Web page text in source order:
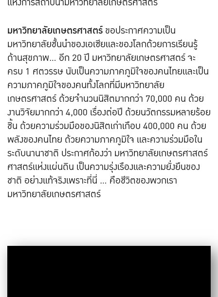
มหาวิทยาลัยเกษตรศาสตร์ขอประกาศความเป็น
มหาวิทยาลัยชั้นนำของเอเซียและของโลกด้วยการเรียนรู้
ด้านสุขภาพ... อีก 20 ปี มหาวิทยาลัยเกษตรศาสตร์ จะ
ครบ 1 ศตวรรษ นับเป็นความภาคภูมิใจของคนไทยและเป็น
ความภาคภูมิใจของคนทั้งโลกที่มีมหาวิทยาลัย
เกษตรศาสตร์ ด้วยจำนวนนิสิตมากกว่า 70,000 คน ด้วย
งานวิจัยมากกว่า 4,000 เรื่องต่อปี ด้วยนวัตกรรมหลายร้อย
ชิ้น ด้วยความร่วมมือของนิสิตเก่าเกือบ 400,000 คน ด้วย
พลังของคนไทย ด้วยความภาคภูมิใจ และความร่วมมือใน
ระดับนานาชาติ ประกาศก้องว่า มหาวิทยาลัยเกษตรศาสตร์
ศาสตร์แห่งแผ่นดิน เป็นความรุ่งเรืองและความยั่งยืนของ
ชาติ อย่างแท้จริงเพราะที่นี่ ... คือชีวิตของพวกเรา
มหาวิทยาลัยเกษตรศาสตร์